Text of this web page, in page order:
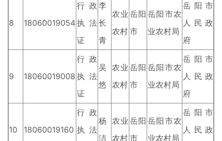
8 18060019054
行政
执法
证
李
长
青
农业
农村
岳阳
市
岳阳市农
业农村局
岳阳市
人民政
府
9 18060019008
行政
执法
证
吴
悠
农业
农村
岳阳
市
岳阳市农
业农村局
岳阳市
人民政
府
10 18060019160
行政
执法
杨
洁
农业
农村
岳阳
市
岳阳市农
业农村局
岳阳市
人民政